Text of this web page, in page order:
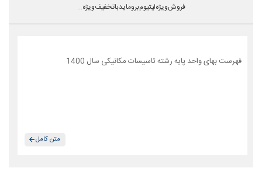
فروش ویژه لیتیوم بروماید با تخفیف ویژه...
فهرست بهای واحد پایه رشته تاسیسات مکانیکی سال 1400
متن کامل